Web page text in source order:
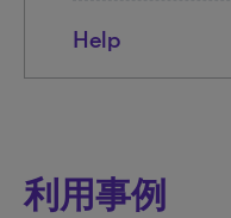
Help
利用事例